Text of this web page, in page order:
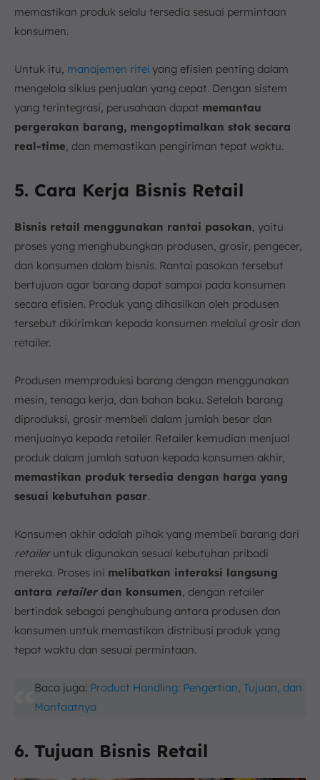
memastikan produk selalu tersedia sesuai permintaan
konsumen.
Untuk itu, manajemen ritel yang efisien penting dalam
mengelola siklus penjualan yang cepat. Dengan sistem
yang terintegrasi, perusahaan dapat memantau
pergerakan barang, mengoptimalkan stok secara
real-time, dan memastikan pengiriman tepat waktu.
5. Cara Kerja Bisnis Retail
Bisnis retail menggunakan rantai pasokan, yaitu
proses yang menghubungkan produsen, grosir, pengecer,
dan konsumen dalam bisnis. Rantai pasokan tersebut
bertujuan agar barang dapat sampai pada konsumen
secara efisien. Produk yang dihasilkan oleh produsen
tersebut dikirimkan kepada konsumen melalui grosir dan
retailer.
Produsen memproduksi barang dengan menggunakan
mesin, tenaga kerja, dan bahan baku. Setelah barang
diproduksi, grosir membeli dalam jumlah besar dan
menjualnya kepada retailer. Retailer kemudian menjual
produk dalam jumlah satuan kepada konsumen akhir,
memastikan produk tersedia dengan harga yang
sesuai kebutuhan pasar.
Konsumen akhir adalah pihak yang membeli barang dari
retaileruntuk digunakan sesuai kebutuhan pribadi
mereka. Proses ini melibatkan interaksi langsung
antara retailerdan konsumen, dengan retailer
bertindak sebagai penghubung antara produsen dan
konsumen untuk memastikan distribusi produk yang
tepat waktu dan sesuai permintaan.
Baca juga: Product Handling: Pengertian, Tujuan, dan
Manfaatnya
6. Tujuan Bisnis Retail